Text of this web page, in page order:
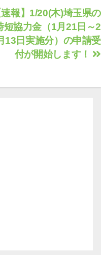
速報】1/20(木)埼玉県の
短協力金（1月21日～2
13日実施分）の申請受
付が開始します！